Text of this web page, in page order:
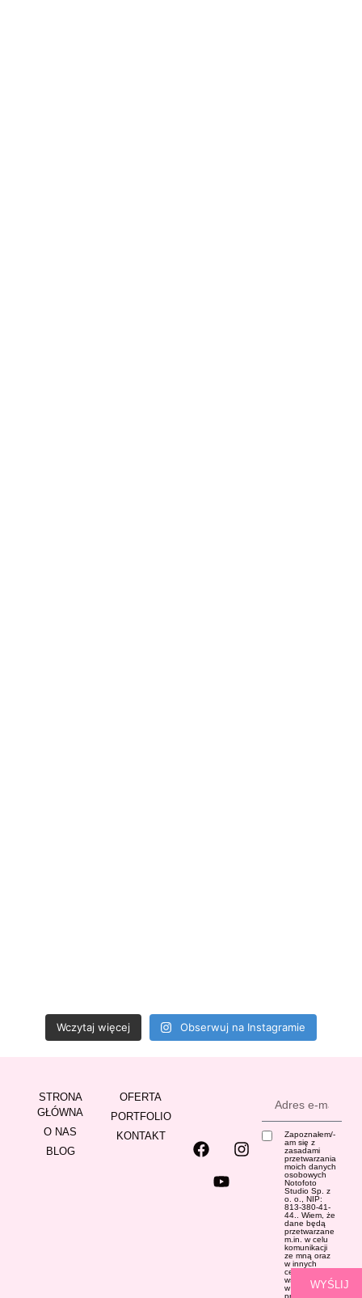
Wczytaj więcej Obserwuj na Instagramie
Zapoznałem/-
am się z
zasadami
przetwarzania
moich danych
osobowych
Notofoto
Studio Sp. z
o. o., NIP:
813-380-41-
44.. Wiem, że
dane będą
przetwarzane
m.in. w celu
komunikacji
ze mną oraz
w innych
celach
wskazanych
w
PolityceWYŚLIJ
OFERTA
PORTFOLIO
KONTAKT
STRONA
GŁÓWNA
O NAS
BLOG